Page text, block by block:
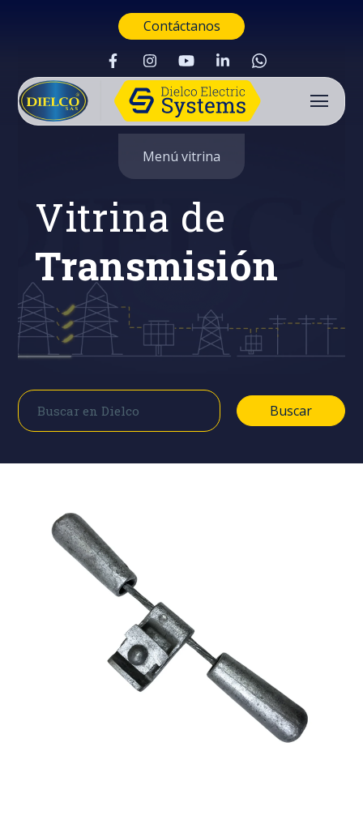
Contáctanos
Buscar
Menú vitrina
Vitrina de
Transmisión
Buscar
Buscar